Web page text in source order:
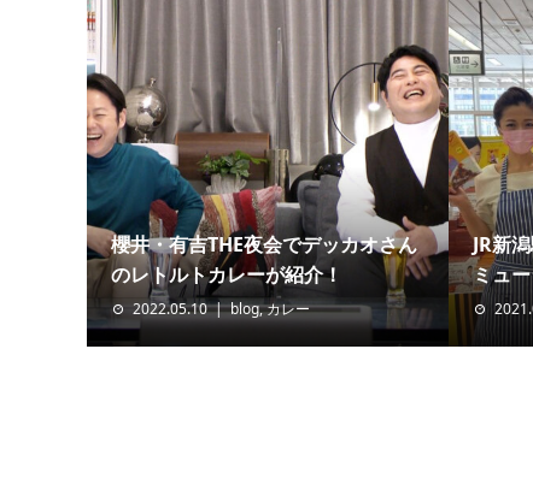
櫻井・有吉THE夜会でデッカオさん
のレトルトカレーが紹介！
2022.05.10 blog,カレー
JR新
ミュ